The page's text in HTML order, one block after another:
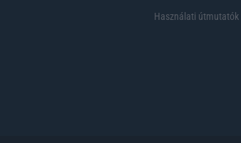
Használati útmutatók